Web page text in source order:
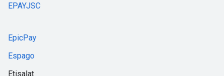
EPAYJSC
EpicPay
Espago
Etisalat